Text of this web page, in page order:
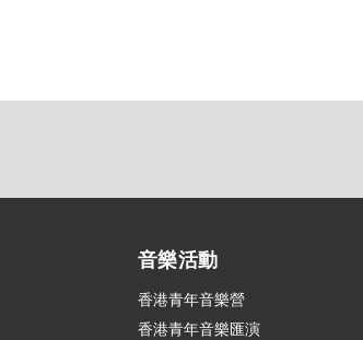
音樂活動
香港青年音樂營
香港青年音樂匯演